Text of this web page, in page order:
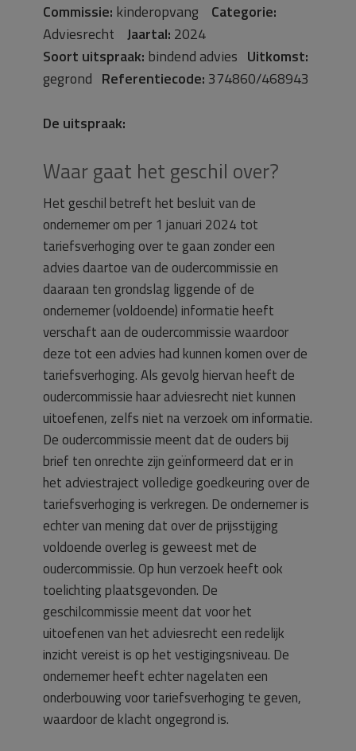
Commissie: kinderopvang Categorie:
Adviesrecht Jaartal: 2024
Soort uitspraak: bindend advies Uitkomst:
gegrond Referentiecode: 374860/468943
De uitspraak:
Waar gaat het geschil over?
Het geschil betreft het besluit van de
ondernemer om per 1 januari 2024 tot
tariefsverhoging over te gaan zonder een
advies daartoe van de oudercommissie en
daaraan ten grondslag liggende of de
ondernemer (voldoende) informatie heeft
verschaft aan de oudercommissie waardoor
deze tot een advies had kunnen komen over de
tariefsverhoging. Als gevolg hiervan heeft de
oudercommissie haar adviesrecht niet kunnen
uitoefenen, zelfs niet na verzoek om informatie.
De oudercommissie meent dat de ouders bij
brief ten onrechte zijn geïnformeerd dat er in
het adviestraject volledige goedkeuring over de
tariefsverhoging is verkregen. De ondernemer is
echter van mening dat over de prijsstijging
voldoende overleg is geweest met de
oudercommissie. Op hun verzoek heeft ook
toelichting plaatsgevonden. De
geschilcommissie meent dat voor het
uitoefenen van het adviesrecht een redelijk
inzicht vereist is op het vestigingsniveau. De
ondernemer heeft echter nagelaten een
onderbouwing voor tariefsverhoging te geven,
waardoor de klacht ongegrond is.